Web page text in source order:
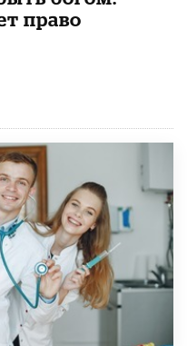
право